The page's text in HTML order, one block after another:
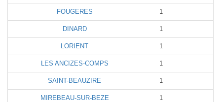
FOUGERES 1
DINARD 1
LORIENT 1
LES ANCIZES-COMPS 1
SAINT-BEAUZIRE 1
MIREBEAU-SUR-BEZE 1